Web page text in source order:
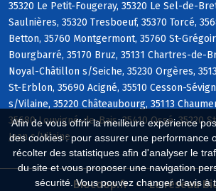
Afin de vous offrir la meilleure expérience
des cookies : pour assurer une performance
récolter des statistiques afin d'analyser le
du site et vous proposer une navigation
sécurité. Vous pouvez changer d'avis à
35320 Le Petit-Fougeray, 35320 Le Sel-de-
Saulnières, 35320 Tresboeuf, 35370 Torcé,
Betton, 35760 Montgermont, 35760 St-
Bourgbarré, 35170 Bruz, 35131 Chartres-de-
Noyal-Châtillon s/Seiche, 35230 Orgères,
St-Erblon, 35690 Acigné, 35510 Cesson-
s/Vilaine, 35220 Châteaubourg, 35113
35680 Louvigné-de-Bais, 35410 Ossé, 35220
Jean s/Vilaine
Biocoop.fr Le réseau